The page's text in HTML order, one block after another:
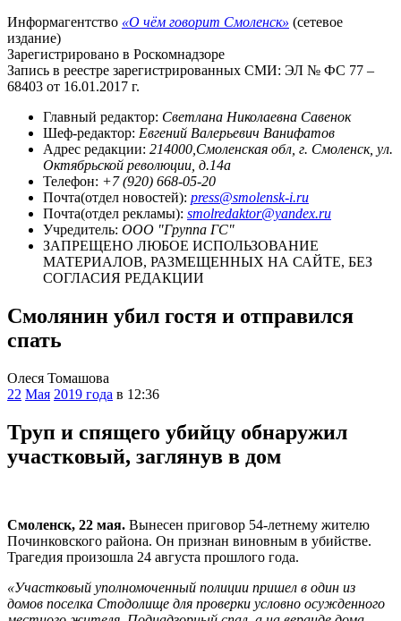
Информагентство «О чём говорит Смоленск» (сетевое
издание)
Зарегистрировано в Роскомнадзоре
Запись в реестре зарегистрированных СМИ: ЭЛ № ФС 77 –
68403 от 16.01.2017 г.
Главный редактор: Светлана Николаевна Савенок
Шеф-редактор: Евгений Валерьевич Ванифатов
Адрес редакции: 214000,Смоленская обл, г. Смоленск, ул.
Октябрьской революции, д.14а
Телефон: +7 (920) 668-05-20
Почта(отдел новостей): press@smolensk-i.ru
Почта(отдел рекламы): smolredaktor@yandex.ru
Учредитель: ООО "Группа ГС"
ЗАПРЕЩЕНО ЛЮБОЕ ИСПОЛЬЗОВАНИЕ
МАТЕРИАЛОВ, РАЗМЕЩЕННЫХ НА САЙТЕ, БЕЗ
СОГЛАСИЯ РЕДАКЦИИ
Смолянин убил гостя и отправился
спать
Олеся Томашова
22 Мая 2019 года в 12:36
Труп и спящего убийцу обнаружил
участковый, заглянув в дом
Смоленск, 22 мая. Вынесен приговор 54-летнему жителю
Починковского района. Он признан виновным в убийстве.
Трагедия произошла 24 августа прошлого года.
«Участковый уполномоченный полиции пришел в один из
домов поселка Стодолище для проверки условно осужденного